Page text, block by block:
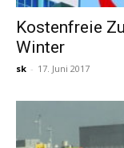
Kostenfreie
Winter
sk - 17. Juni 2017